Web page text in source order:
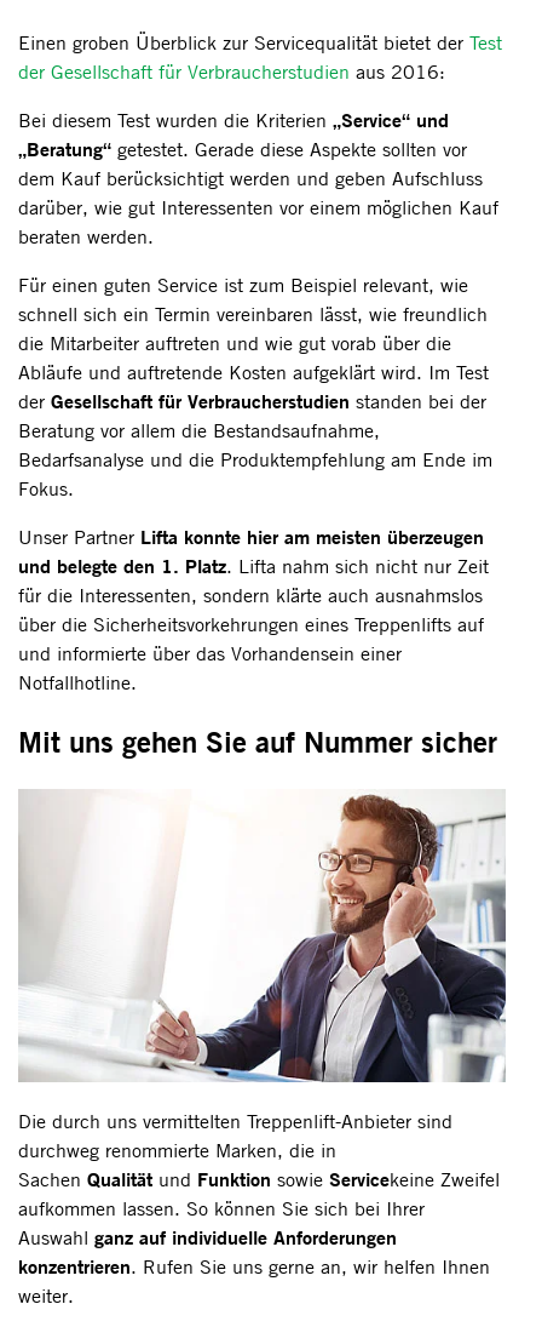
Einen groben Überblick zur Servicequalität bietet der Test
der Gesellschaft für Verbraucherstudien aus 2016:
Bei diesem Test wurden die Kriterien „Service“ und
„Beratung“ getestet. Gerade diese Aspekte sollten vor
dem Kauf berücksichtigt werden und geben Aufschluss
darüber, wie gut Interessenten vor einem möglichen Kauf
beraten werden.
Für einen guten Service ist zum Beispiel relevant, wie
schnell sich ein Termin vereinbaren lässt, wie freundlich
die Mitarbeiter auftreten und wie gut vorab über die
Abläufe und auftretende Kosten aufgeklärt wird. Im Test
der Gesellschaft für Verbraucherstudien standen bei der
Beratung vor allem die Bestandsaufnahme,
Bedarfsanalyse und die Produktempfehlung am Ende im
Fokus.
Unser Partner Lifta konnte hier am meisten überzeugen
und belegte den 1. Platz. Lifta nahm sich nicht nur Zeit
für die Interessenten, sondern klärte auch ausnahmslos
über die Sicherheitsvorkehrungen eines Treppenlifts auf
und informierte über das Vorhandensein einer
Notfallhotline.
Mit uns gehen Sie auf Nummer sicher
Die durch uns vermittelten Treppenlift-Anbieter sind
durchweg renommierte Marken, die in
Sachen Qualität und Funktion sowie Servicekeine Zweifel
aufkommen lassen. So können Sie sich bei Ihrer
Auswahl ganz auf individuelle Anforderungen
konzentrieren. Rufen Sie uns gerne an, wir helfen Ihnen
weiter.